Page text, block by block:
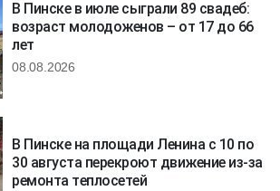
В Пинске в июле сыграли 89 свадеб:
возраст молодоженов – от 17 до 66
лет
08.08.2026
В Пинске на площади Ленина с 10 по
30 августа перекроют движение из-за
ремонта теплосетей